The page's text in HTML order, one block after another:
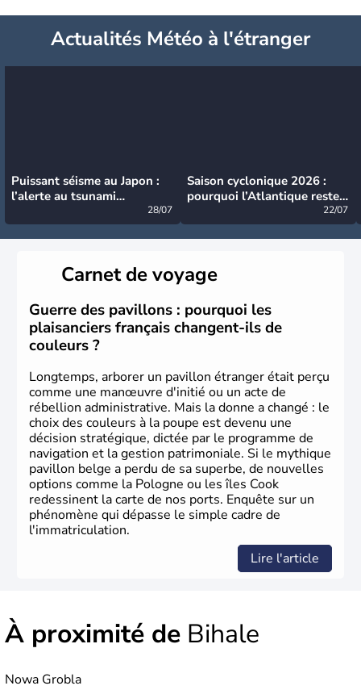
Actualités Météo à l'étranger
Puissant séisme au Japon :
l’alerte au tsunami
28/07
Saison cyclonique 2026 :
pourquoi l’Atlantique reste
22/07
Carnet de voyage
Guerre des pavillons : pourquoi les
plaisanciers français changent-ils de
couleurs ?
Longtemps, arborer un pavillon étranger était perçu
comme une manœuvre d'initié ou un acte de
rébellion administrative. Mais la donne a changé : le
choix des couleurs à la poupe est devenu une
décision stratégique, dictée par le programme de
navigation et la gestion patrimoniale. Si le mythique
pavillon belge a perdu de sa superbe, de nouvelles
options comme la Pologne ou les îles Cook
redessinent la carte de nos ports. Enquête sur un
phénomène qui dépasse le simple cadre de
l'immatriculation.
Lire l'article
À proximité de Bihale
Nowa Grobla